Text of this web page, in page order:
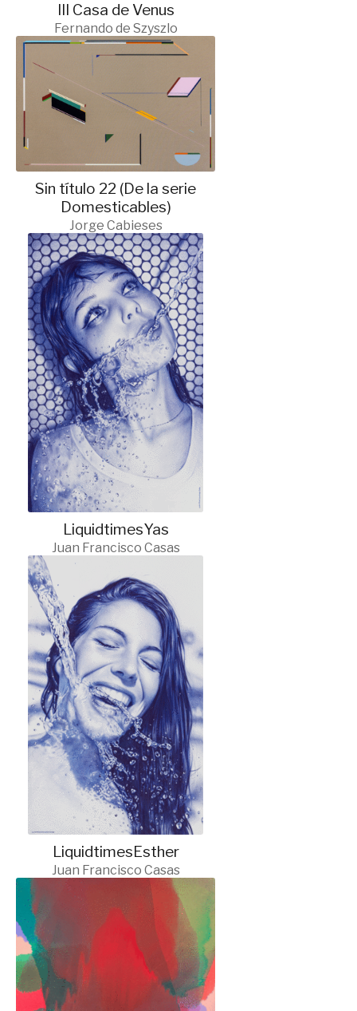
III Casa de Venus
Fernando de Szyszlo
Sin título 22 (De la serie
Domesticables)
Jorge Cabieses
LiquidtimesYas
Juan Francisco Casas
LiquidtimesEsther
Juan Francisco Casas